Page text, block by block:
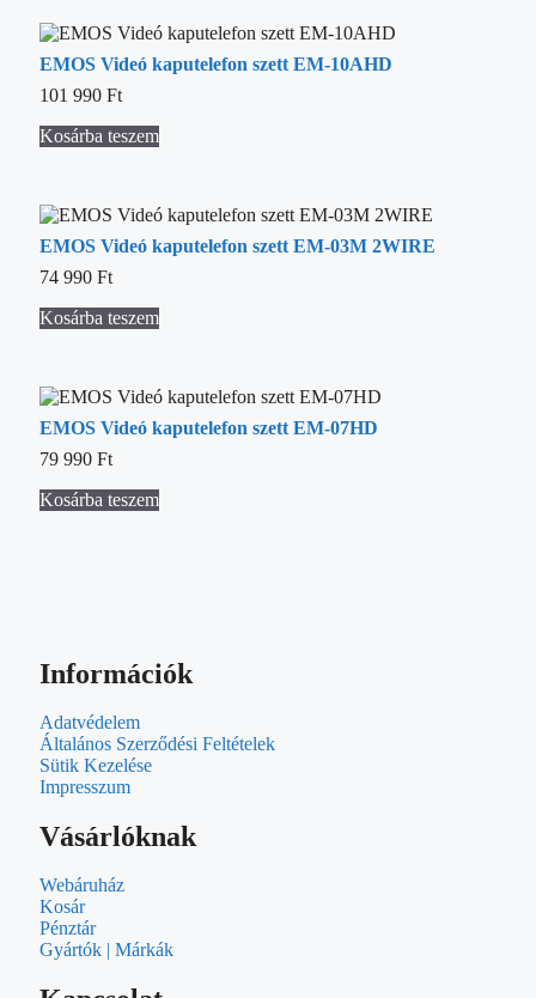
EMOS Videó kaputelefon szett EM-10AHD
101 990 Ft
Kosárba teszem
EMOS Videó kaputelefon szett EM-03M 2WIRE
74 990 Ft
Kosárba teszem
EMOS Videó kaputelefon szett EM-07HD
79 990 Ft
Kosárba teszem
Információk
Adatvédelem
Általános Szerződési Feltételek
Sütik Kezelése
Impresszum
Vásárlóknak
Webáruház
Kosár
Pénztár
Gyártók | Márkák